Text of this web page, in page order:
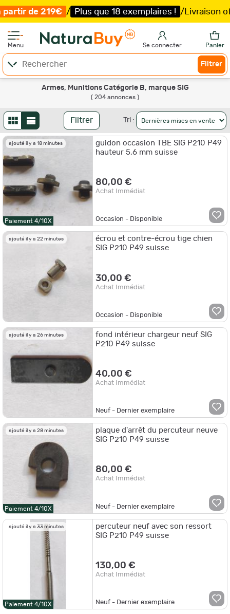
que 18 exemplaires ! /Livraison offerte et expédition
Menu Se connecter Panier
Filtrer
Armes, Munitions Catégorie B, marque SIG
( 204 annonces )
Filtrer Tri :
ajouté il y a 18 minutes
Paiement 4/10X
guidon occasion TBE SIG P210 P49
hauteur 5,6 mm suisse
80,00 €
Achat Immédiat
Occasion - Disponible
ajouté il y a 22 minutes
écrou et contre-écrou tige chien
SIG P210 P49 suisse
30,00 €
Achat Immédiat
Occasion - Disponible
ajouté il y a 26 minutes
fond intérieur chargeur neuf SIG
P210 P49 suisse
40,00 €
Achat Immédiat
Neuf - Dernier exemplaire
ajouté il y a 28 minutes
Paiement 4/10X
plaque d'arrêt du percuteur neuve
SIG P210 P49 suisse
80,00 €
Achat Immédiat
Neuf - Dernier exemplaire
ajouté il y a 33 minutes
Paiement 4/10X
percuteur neuf avec son ressort
SIG P210 P49 suisse
130,00 €
Achat Immédiat
Neuf - Dernier exemplaire